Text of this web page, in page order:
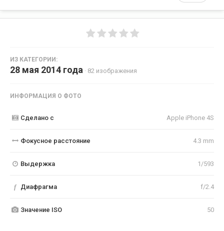
ИЗ КАТЕГОРИИ:
28 мая 2014 года · 82 изображения
ИНФОРМАЦИЯ О ФОТО
Сделано с Apple iPhone 4S
Фокусное расстояние 4.3 mm
Выдержка 1/593
f Диафрагма f/2.4
Значение ISO 50